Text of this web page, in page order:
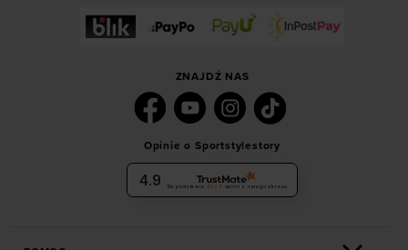
ZNAJDŹ NAS
Opinie o Sportstylestory
4.9 Na podstawie 6036 opinii z całego okresu